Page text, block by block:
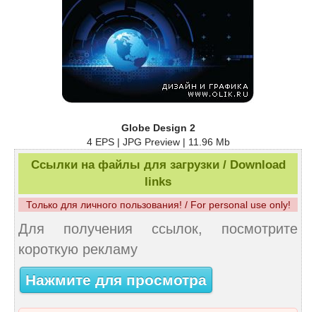
Globe Design 2
4 EPS | JPG Preview | 11.96 Mb
Ссылки на файлы для загрузки / Download
links
Только для личного пользования! / For personal use only!
Для получения ссылок, посмотрите
короткую рекламу
Нажмите для просмотра